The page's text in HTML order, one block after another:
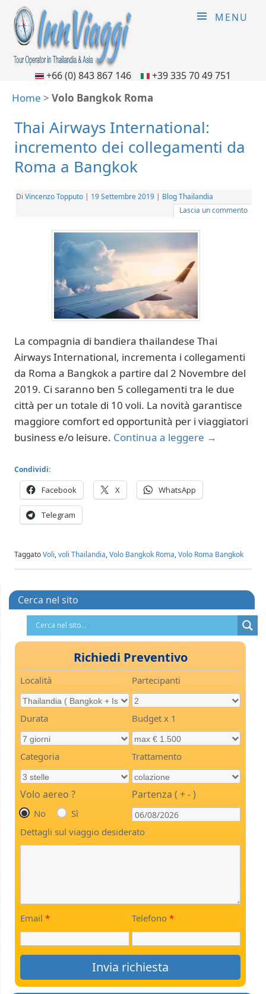
MENU
+66 (0) 843 867 146 +39 335 70 49 751
Home > Volo Bangkok Roma
Thai Airways International:
incremento dei collegamenti da
Roma a Bangkok
Di Vincenzo Topputo | 19 Settembre 2019 | Blog Thailandia
Lascia un commento
La compagnia di bandiera thailandese Thai
Airways International, incrementa i collegamenti
da Roma a Bangkok a partire dal 2 Novembre del
2019. Ci saranno ben 5 collegamenti tra le due
città per un totale di 10 voli. La novità garantisce
maggiore comfort ed opportunità per i viaggiatori
business e/o leisure. Continua a leggere →
Condividi:
Facebook X WhatsApp
Telegram
TaggatoVoli,voli Thailandia,Volo Bangkok Roma,Volo Roma Bangkok
Cerca nel sito
Richiedi Preventivo
Località Partecipanti
Durata Budget x 1
Categoria Trattamento
Volo aereo ?
No Sì
Partenza ( + - )
Dettagli sul viaggio desiderato
Email * Telefono *